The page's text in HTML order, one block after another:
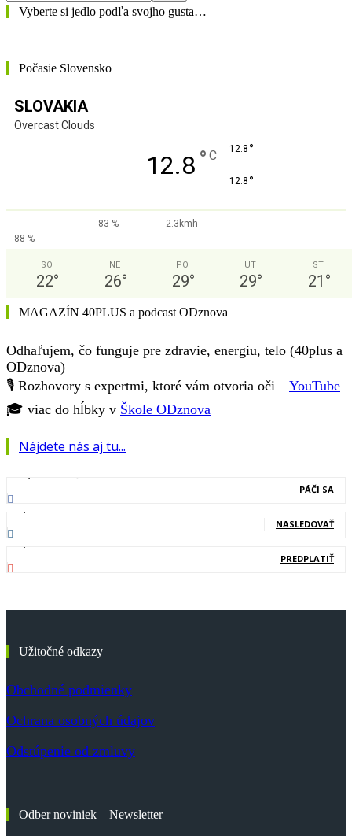
Vyberte si jedlo podľa svojho gusta…
Počasie Slovensko
SLOVAKIA
Overcast Clouds
12.8 ° C 12.8 °
12.8 °
83 %
2.3kmh
88 %
SO
22°
NE
26°
PO
29°
UT
29°
ST
21 °
MAGAZÍN 40PLUS a podcast ODznova
Odhaľujem, čo funguje pre zdravie, energiu, telo (40plus a
ODznova)
🎙️ Rozhovory s expertmi, ktoré vám otvoria oči –YouTube
🎓 viac do hĺbky v Škole ODznova
Nájdete nás aj tu...
PÁČI SA
NASLEDOVAŤ
PREDPLATIŤ
Užitočné odkazy
Obchodné podmienky
Ochrana osobných údajov
Odstúpenie od zmluvy
Odber noviniek – Newsletter